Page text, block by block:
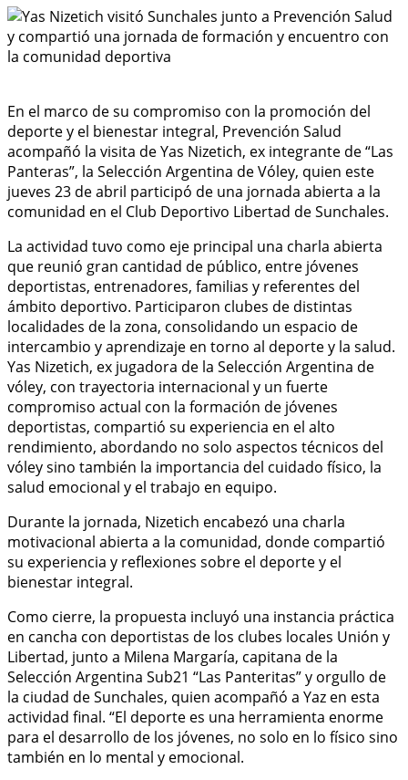
En el marco de su compromiso con la promoción del
deporte y el bienestar integral, Prevención Salud
acompañó la visita de Yas Nizetich, ex integrante de “Las
Panteras”, la Selección Argentina de Vóley, quien este
jueves 23 de abril participó de una jornada abierta a la
comunidad en el Club Deportivo Libertad de Sunchales.
La actividad tuvo como eje principal una charla abierta
que reunió gran cantidad de público, entre jóvenes
deportistas, entrenadores, familias y referentes del
ámbito deportivo. Participaron clubes de distintas
localidades de la zona, consolidando un espacio de
intercambio y aprendizaje en torno al deporte y la salud.
Yas Nizetich, ex jugadora de la Selección Argentina de
vóley, con trayectoria internacional y un fuerte
compromiso actual con la formación de jóvenes
deportistas, compartió su experiencia en el alto
rendimiento, abordando no solo aspectos técnicos del
vóley sino también la importancia del cuidado físico, la
salud emocional y el trabajo en equipo.
Durante la jornada, Nizetich encabezó una charla
motivacional abierta a la comunidad, donde compartió
su experiencia y reflexiones sobre el deporte y el
bienestar integral.
Como cierre, la propuesta incluyó una instancia práctica
en cancha con deportistas de los clubes locales Unión y
Libertad, junto a Milena Margaría, capitana de la
Selección Argentina Sub21 “Las Panteritas” y orgullo de
la ciudad de Sunchales, quien acompañó a Yaz en esta
actividad final. “El deporte es una herramienta enorme
para el desarrollo de los jóvenes, no solo en lo físico sino
también en lo mental y emocional.